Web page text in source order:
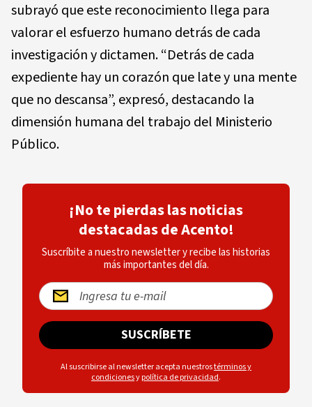
subrayó que este reconocimiento llega para
valorar el esfuerzo humano detrás de cada
investigación y dictamen. “Detrás de cada
expediente hay un corazón que late y una mente
que no descansa”, expresó, destacando la
dimensión humana del trabajo del Ministerio
Público.
¡No te pierdas las noticias
destacadas de Acento!
Suscríbite a nuestro newsletter y recibe las historias
más importantes del día.
SUSCRÍBETE
Al suscribirse al newsletter acepta nuestrostérminos y
condicionesypolítica de privacidad.